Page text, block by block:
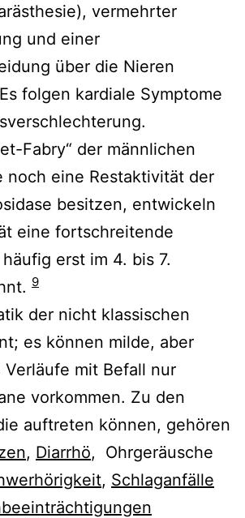
vermehrter
und einer
über die Nieren
folgen kardiale Symptome
Fabry“ der männlichen
noch eine Restaktivität der
besitzen, entwickeln
eine fortschreitende
erst im 4. bis 7.
9
der nicht klassischen
es können milde, aber
Verläufe mit Befall nur
vorkommen. Zu den
auftreten können, gehören
, Diarrhö, Ohrgeräusche
, Schlaganfälle